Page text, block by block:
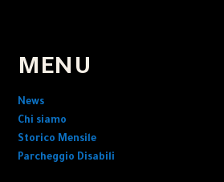
MENU
News
Chi siamo
Storico Mensile
Parcheggio Disabili